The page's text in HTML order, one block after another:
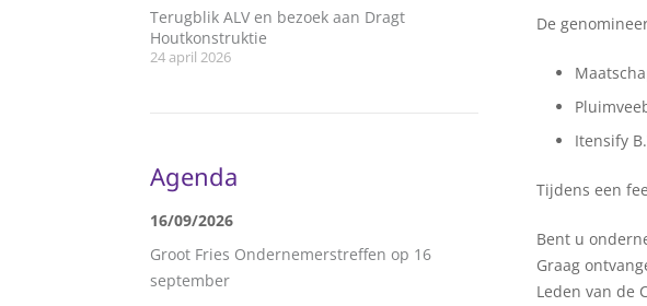
De
Itensify
Tijdens een
Bent u
Graag
Leden van de
Terugblik ALV en bezoek aan Dragt
Houtkonstruktie
24 april 2026
Agenda
16/09/2026
Groot Fries Ondernemerstreffen op 16
september